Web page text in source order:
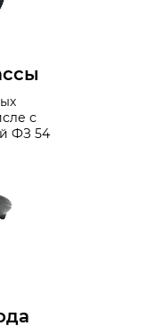
с
ФЗ 54